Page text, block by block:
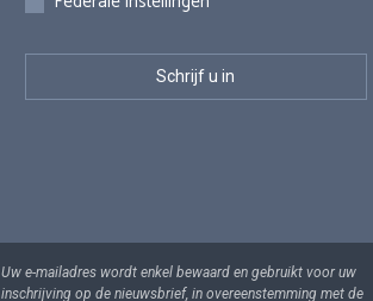
Uw e-mailadres wordt enkel bewaard en gebruikt voor uw
inschrijving op de nieuwsbrief, in overeenstemming met de